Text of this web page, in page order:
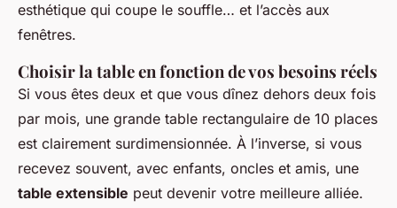
esthétique qui coupe le souffle… et l’accès aux
fenêtres.
Choisir la table en fonction de vos besoins réels
Si vous êtes deux et que vous dînez dehors deux fois
par mois, une grande table rectangulaire de 10 places
est clairement surdimensionnée. À l’inverse, si vous
recevez souvent, avec enfants, oncles et amis, une
table extensible peut devenir votre meilleure alliée.